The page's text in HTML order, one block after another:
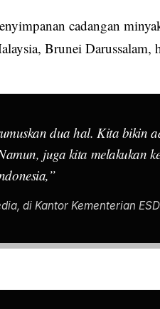
cadangan
Brunei
dua hal. Kita bikin
juga kita melakukan
di Kantor Kementerian